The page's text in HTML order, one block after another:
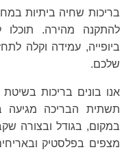
בריכות שחיה ביתיות
להתקנה מהירה.
ביופייה, עמידה וקלה
שלכם.
אנו בונים בריכות
תשתית הבריכה מגיעה
במקום, בגודל ובצורה
מצפים בפלסטיק